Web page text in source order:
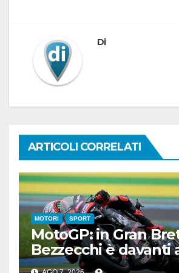
Di
ARTICOLI CORRELATI
MOTORI SPORT
MotoGP: in Gran
Bezzecchi è davanti
nelle Practice